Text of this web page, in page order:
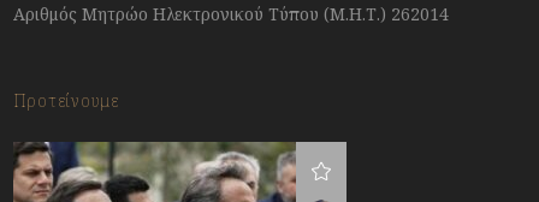
Αριθμός Μητρώο Ηλεκτρονικού Τύπου (Μ.Η.Τ.) 262014
Προτείνουμε